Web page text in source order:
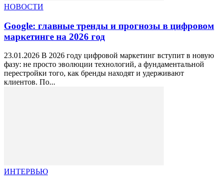
НОВОСТИ
Google: главные тренды и прогнозы в цифровом
маркетинге на 2026 год
23.01.2026 В 2026 году цифровой маркетинг вступит в новую
фазу: не просто эволюции технологий, а фундаментальной
перестройки того, как бренды находят и удерживают
клиентов. По...
ИНТЕРВЬЮ